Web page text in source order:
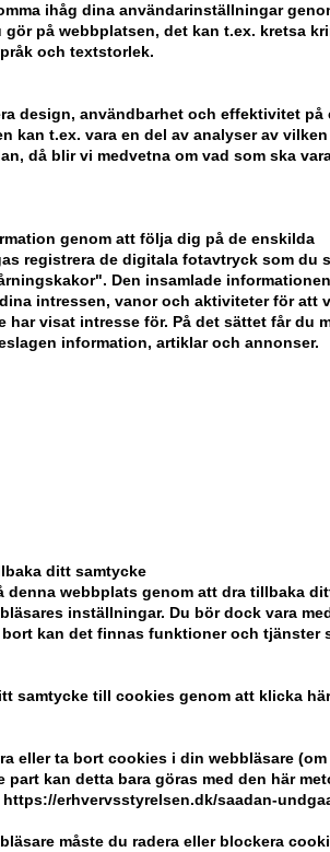
ihåg dina användarinställningar
på webbplatsen, det kan t.ex. kretsa
och textstorlek.
design, användbarhet och effektivitet på
kan t.ex. vara en del av analyser av vilken
då blir vi medvetna om vad som ska
genom att följa dig på de enskilda
registrera de digitala fotavtryck som du
Den insamlade informationen
intressen, vanor och aktiviteter för att
har visat intresse för. På det sättet får du
information, artiklar och annonser.
ditt samtycke
denna webbplats genom att dra tillbaka
inställningar. Du bör dock vara
kan det finnas funktioner och tjänster
samtycke till cookies genom att klicka
eller ta bort cookies i din webbläsare
kan detta bara göras med den här
erhvervsstyrelsen.dk/saadan-
måste du radera eller blockera
Billig frakt
100% nöjdhet -